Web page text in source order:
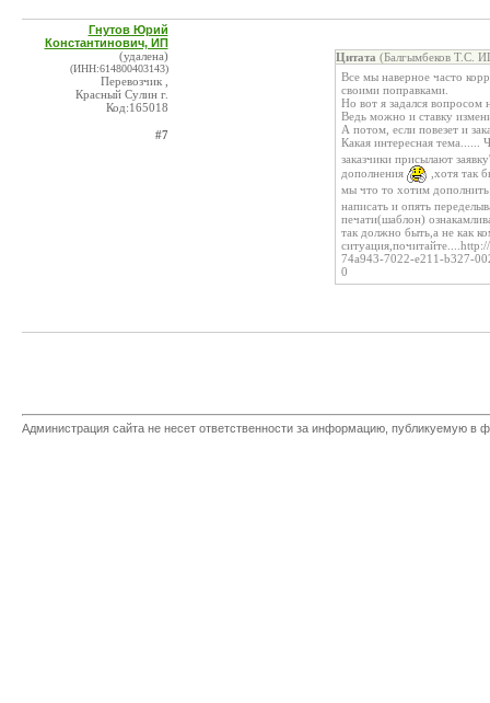
Гнутов Юрий
Константинович, ИП
(удалена)
(ИНН:614800403143)
Перевозчик ,
Красный Сулин г.
Код:165018
#7
Цитата (Балгымбеков Т.С.
Все мы наверное часто
своими поправками.
Но вот я задался вопросом
Ведь можно и ставку
А потом, если повезет и
Какая интересная тема......
заказчики присылают
дополнения
,хотя так
мы что то хотим
написать и опять
печати(шаблон)
так должно быть,а не как
74a943-7022-e211-b327-
0
Администрация сайта не несет ответственности за информацию, публикуемую